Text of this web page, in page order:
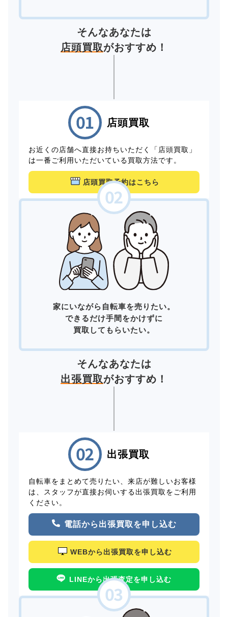
そんなあなたは
店頭買取がおすすめ！
店頭買取
お近くの店舗へ直接お持ちいただく「店頭買取」
は一番ご利用いただいている買取方法です。
店頭買取予約はこちら
家にいながら自転車を売りたい。
できるだけ手間をかけずに
買取してもらいたい。
そんなあなたは
出張買取がおすすめ！
出張買取
自転車をまとめて売りたい、来店が難しいお客様
は、スタッフが直接お伺いする出張買取をご利用
ください。
電話から出張買取を申し込む
WEBから出張買取を申し込む
LINEから出張査定を申し込む